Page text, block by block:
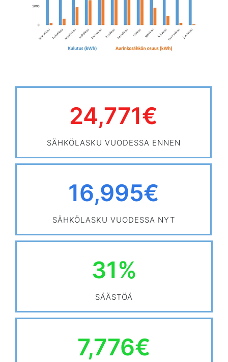
SÄHKÖLASKU VUODESSA ENNEN
24,771€
SÄHKÖLASKU VUODESSA NYT
16,995€
SÄÄSTÖÄ
31%
7,776€